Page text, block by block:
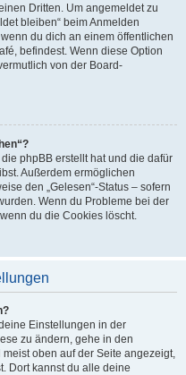
Dritten. Um angemeldet zu
bleiben“ beim Anmelden
du dich an einem öffentlichen
befindest. Wenn diese Option
von der Board-
phpBB erstellt hat und die dafür
Außerdem ermöglichen
den „Gelesen“-Status – sofern
Wenn du Probleme bei der
du die Cookies löscht.
Einstellungen in der
zu ändern, gehe in den
oben auf der Seite angezeigt,
Dort kannst du alle deine